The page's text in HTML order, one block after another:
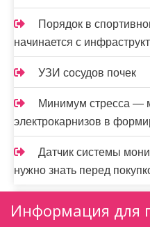
Порядок в
начинается с
УЗИ сосудов почек
Минимум стресса —
электрокарнизов в
Датчик системы
нужно знать перед
Информация для